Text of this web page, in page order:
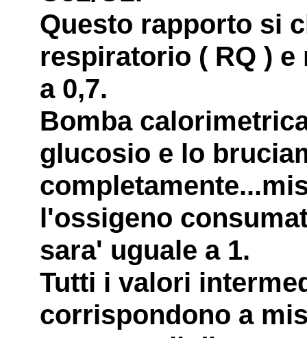
Questo rapporto si
respiratorio ( RQ )
a 0,7.
Bomba
glucosio e lo
l'ossigeno
sara' uguale a 1.
Tutti i valori
corrispondono a